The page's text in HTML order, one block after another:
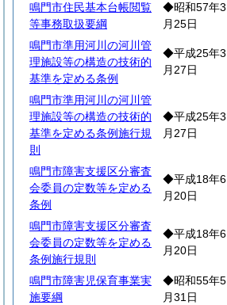
鳴門市住民基本台帳閲覧
等事務取扱要綱
◆昭和57年3
月25日
鳴門市準用河川の河川管
理施設等の構造の技術的
基準を定める条例
◆平成25年3
月27日
鳴門市準用河川の河川管
理施設等の構造の技術的
基準を定める条例施行規
則
◆平成25年3
月27日
鳴門市障害支援区分審査
会委員の定数等を定める
条例
◆平成18年6
月20日
鳴門市障害支援区分審査
会委員の定数等を定める
条例施行規則
◆平成18年6
月20日
鳴門市障害児保育事業実
施要綱
◆昭和55年5
月31日